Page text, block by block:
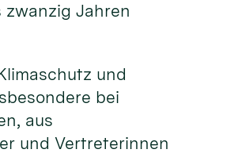
Jahren
und
bei
aus
und Vertreterinnen